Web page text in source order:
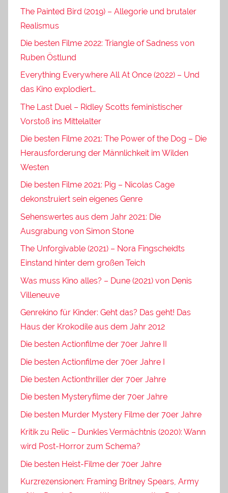
The Painted Bird (2019) – Allegorie und brutaler
Realismus
Die besten Filme 2022: Triangle of Sadness von
Ruben Östlund
Everything Everywhere All At Once (2022) – Und
das Kino explodiert…
The Last Duel – Ridley Scotts feministischer
Vorstoß ins Mittelalter
Die besten Filme 2021: The Power of the Dog – Die
Herausforderung der Männlichkeit im Wilden
Westen
Die besten Filme 2021: Pig – Nicolas Cage
dekonstruiert sein eigenes Genre
Sehenswertes aus dem Jahr 2021: Die
Ausgrabung von Simon Stone
The Unforgivable (2021) – Nora Fingscheidts
Einstand hinter dem großen Teich
Was muss Kino alles? – Dune (2021) von Denis
Villeneuve
Genrekino für Kinder: Geht das? Das geht! Das
Haus der Krokodile aus dem Jahr 2012
Die besten Actionfilme der 70er Jahre II
Die besten Actionfilme der 70er Jahre I
Die besten Actionthriller der 70er Jahre
Die besten Mysteryfilme der 70er Jahre
Die besten Murder Mystery Filme der 70er Jahre
Kritik zu Relic – Dunkles Vermächtnis (2020): Wann
wird Post-Horror zum Schema?
Die besten Heist-Filme der 70er Jahre
Kurzrezensionen: Framing Britney Spears, Army